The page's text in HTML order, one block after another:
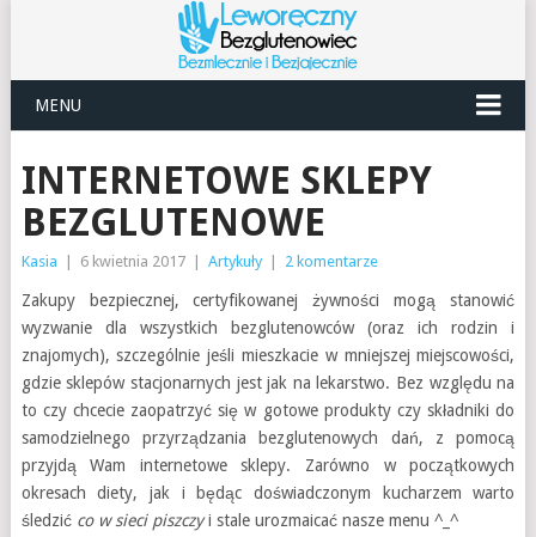
MENU
INTERNETOWE SKLEPY
BEZGLUTENOWE
Kasia 6 kwietnia 2017 Artykuły 2 komentarze
Zakupy bezpiecznej, certyfikowanej żywności mogą stanowić
wyzwanie dla wszystkich bezglutenowców (oraz ich rodzin i
znajomych), szczególnie jeśli mieszkacie w mniejszej miejscowości,
gdzie sklepów stacjonarnych jest jak na lekarstwo. Bez względu na
to czy chcecie zaopatrzyć się w gotowe produkty czy składniki do
samodzielnego przyrządzania bezglutenowych dań, z pomocą
przyjdą Wam internetowe sklepy. Zarówno w początkowych
okresach diety, jak i będąc doświadczonym kucharzem warto
śledzić co w sieci piszczyi stale urozmaicać nasze menu ^_^